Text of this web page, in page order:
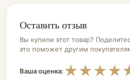
Оставить отзыв
Вы купили этот товар?
это поможет другим
Ваша оценка: ★
★
★
★